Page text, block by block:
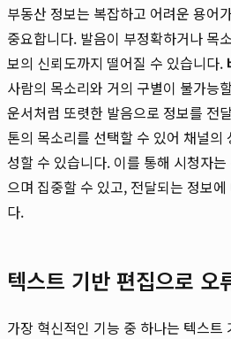
부동산 정보는 복잡하고 어려운 용어
중요합니다. 발음이 부정확하거나 목
보의 신뢰도까지 떨어질 수 있습니다.
사람의 목소리와 거의 구별이 불가능
운서처럼 또렷한 발음으로 정보를 전
톤의 목소리를 선택할 수 있어 채널의
성할 수 있습니다. 이를 통해 시청자
으며 집중할 수 있고, 전달되는 정보
다.
텍스트 기반 편집으로 오
가장 혁신적인 기능 중 하나는 텍스트